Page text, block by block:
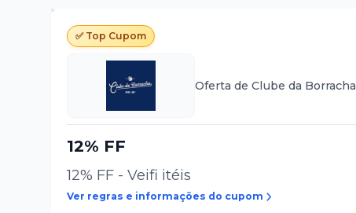
✅ Top Cupom
Oferta deClube da Borracha
12% FF
12% FF - Veifi itéis
Ver regras e informações do cupom